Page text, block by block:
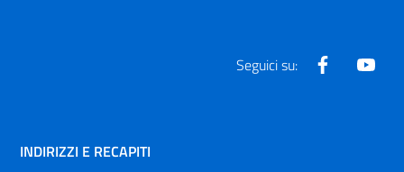
Seguici su: Facebook
INDIRIZZI E RECAPITI